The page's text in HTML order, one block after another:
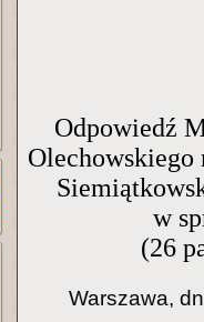
Odpowiedź
Olechowskiego
w
(26
Warszawa,